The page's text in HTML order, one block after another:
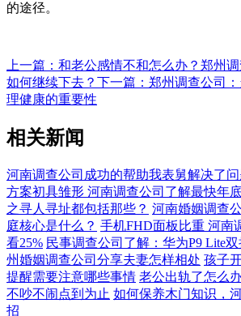
的途径。
上一篇：和老公感情不和怎么办？郑州
如何继续下去？ 下一篇：郑州调查公司
理健康的重要性
相关新闻
河南调查公司成功的帮助我表舅解决了问
方案初具雏形 河南调查公司了解最快年
之寻人寻址都包括那些？ 河南婚姻调查
庭核心是什么？ 手机FHD面板比重 河南
看25% 民事调查公司了解：华为P9 Lite
州婚姻调查公司分享夫妻怎样相处 孩子
提醒需要注意哪些事情 老公出轨了怎么
不吵不闹点到为止 如何保养木门知识，
招